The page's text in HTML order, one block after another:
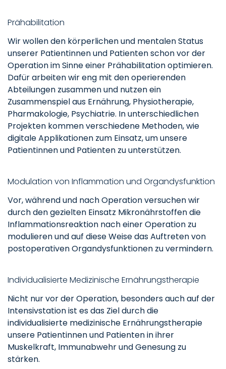
Prähabilitation
Wir wollen den körperlichen und mentalen Status
unserer Patientinnen und Patienten schon vor der
Operation im Sinne einer Prähabilitation optimieren.
Dafür arbeiten wir eng mit den operierenden
Abteilungen zusammen und nutzen ein
Zusammenspiel aus Ernährung, Physiotherapie,
Pharmakologie, Psychiatrie. In unterschiedlichen
Projekten kommen verschiedene Methoden, wie
digitale Applikationen zum Einsatz, um unsere
Patientinnen und Patienten zu unterstützen.
Modulation von Inflammation und Organdysfunktion
Vor, während und nach Operation versuchen wir
durch den gezielten Einsatz Mikronährstoffen die
Inflammationsreaktion nach einer Operation zu
modulieren und auf diese Weise das Auftreten von
postoperativen Organdysfunktionen zu vermindern.
Individualisierte Medizinische Ernährungstherapie
Nicht nur vor der Operation, besonders auch auf der
Intensivstation ist es das Ziel durch die
individualisierte medizinische Ernährungstherapie
unsere Patientinnen und Patienten in ihrer
Muskelkraft, Immunabwehr und Genesung zu
stärken.